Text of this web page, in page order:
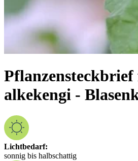
alkekengi -
Lichtbedarf:
sonnig bis halbschattig